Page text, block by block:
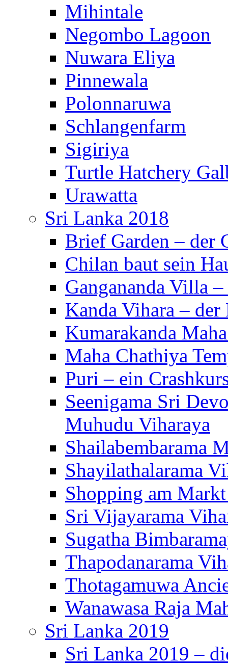
Mihintale
Negombo Lagoon
Nuwara Eliya
Pinnewala
Polonnaruwa
Schlangenfarm
Sigiriya
Turtle Hatchery
Urawatta
Sri Lanka 2018
Brief Garden – der
Chilan baut sein
Gangananda Villa
Kanda Vihara –
Kumarakanda
Maha Chathiya
Puri – ein
Seenigama Sri
Muhudu Viharaya
Shailabembarama
Shayilathalarama
Shopping am
Sri Vijayarama
Sugatha
Thapodanarama
Thotagamuwa
Wanawasa Raja
Sri Lanka 2019
Sri Lanka 2019 –